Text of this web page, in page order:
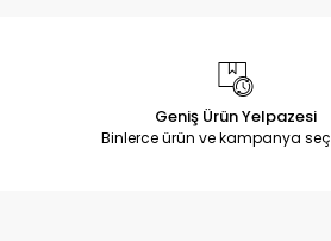
Geniş Ürün Yelpazesi
Binlerce ürün ve kampanya